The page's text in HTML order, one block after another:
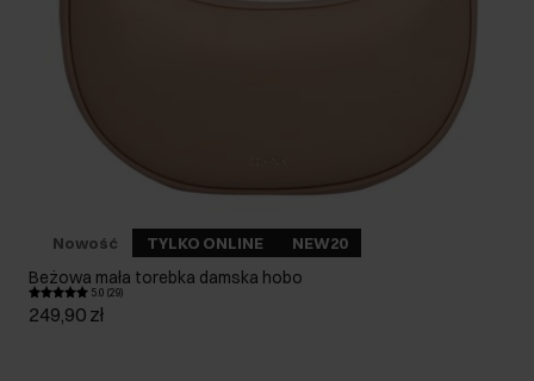
Nowość TYLKO ONLINE NEW20
Beżowa mała torebka damska hobo
5.0 (29)
249,90 zł